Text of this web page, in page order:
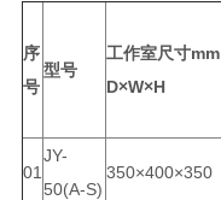
序
号
型号
工作室尺寸mm
D×W×H
01
JY-
50(A-S)
350×400×350